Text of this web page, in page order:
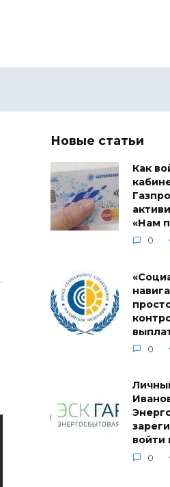
Новые статьи
Как
«Нам
0
0
войти
0